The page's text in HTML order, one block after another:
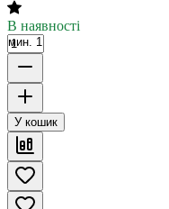
В наявності
мин. 1
У кошик